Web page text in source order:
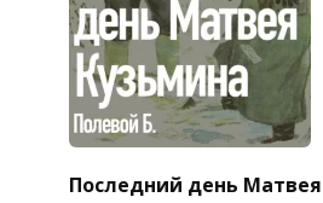
Последний день